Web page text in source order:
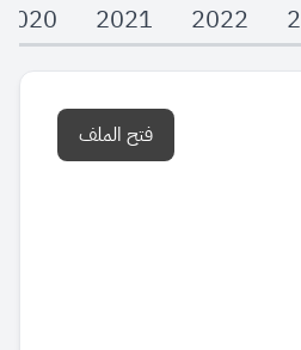
2022
2021
2020
فتح الملف